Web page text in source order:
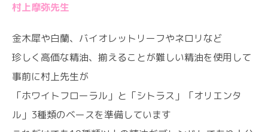
村上摩弥先生
金木犀や白蘭、バイオレットリーフやネロリなど
珍しく高価な精油、揃えることが難しい精油を使用して
事前に村上先生が
「ホワイトフローラル」と「シトラス」「オリエンタ
ル」3種類のベースを準備しています